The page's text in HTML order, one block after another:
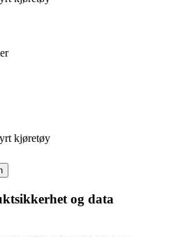
kjøretøy
og data